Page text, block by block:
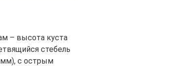
– высота куста
стебель
мм), с острым